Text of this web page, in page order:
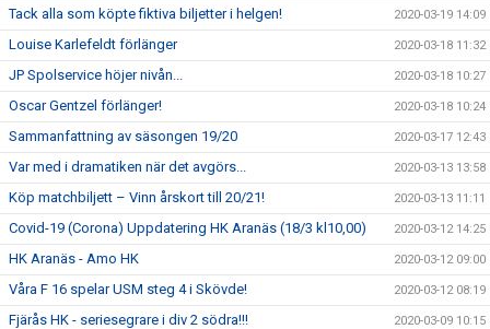
Tack alla som köpte fiktiva biljetter i helgen! 2020-03-19 14:09
Louise Karlefeldt förlänger 2020-03-18 11:32
JP Spolservice höjer nivån... 2020-03-18 10:27
Oscar Gentzel förlänger! 2020-03-18 10:24
Sammanfattning av säsongen 19/20 2020-03-17 12:43
Var med i dramatiken när det avgörs... 2020-03-13 13:58
Köp matchbiljett – Vinn årskort till 20/21! 2020-03-13 11:11
Covid-19 (Corona) Uppdatering HK Aranäs (18/3 kl10,00) 2020-03-12 14:25
HK Aranäs - Amo HK 2020-03-12 09:00
Våra F 16 spelar USM steg 4 i Skövde! 2020-03-12 08:19
Fjärås HK - seriesegrare i div 2 södra!!! 2020-03-09 10:15